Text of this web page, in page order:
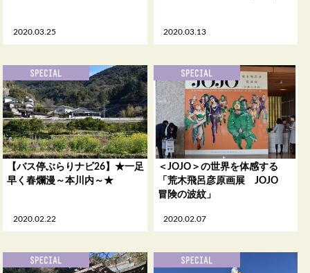
2020.03.25 2020.03.13
2020.02.22
【バス停ぶらりナビ26】★一足
早く春爛漫～本川内～★
2020.02.07
＜JOJO＞の世界を体感する
「荒木飛呂彦原画展 JOJO
冒険の波紋」